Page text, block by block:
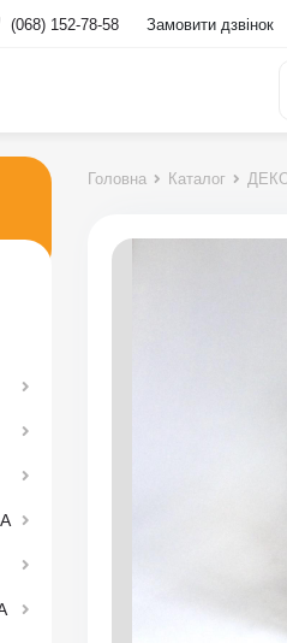
(068) 152-78-58 Замовити дзвінок
Головна Каталог